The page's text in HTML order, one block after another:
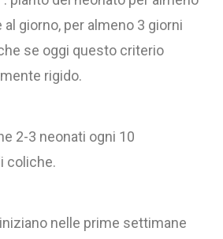
giorno, per almeno 3 giorni
se oggi questo criterio
rigido.
2-3 neonati ogni 10
coliche.
nelle prime settimane